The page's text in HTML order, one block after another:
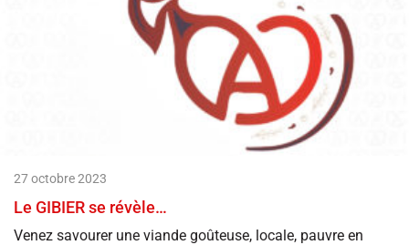
27 octobre 2023
Le GIBIER se révèle…
Venez savourer une viande goûteuse, locale, pauvre en